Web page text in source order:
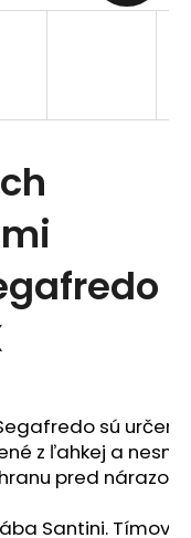
sú
z ľahkej a
pred
Santini.